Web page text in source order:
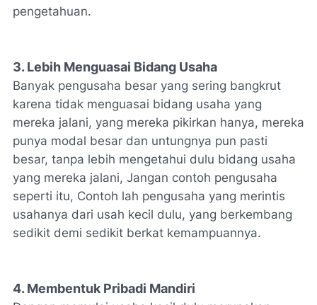
pengetahuan.
3. Lebih Menguasai Bidang Usaha
Banyak pengusaha besar yang sering bangkrut
karena tidak menguasai bidang usaha yang
mereka jalani, yang mereka pikirkan hanya, mereka
punya modal besar dan untungnya pun pasti
besar, tanpa lebih mengetahui dulu bidang usaha
yang mereka jalani, Jangan contoh pengusaha
seperti itu, Contoh lah pengusaha yang merintis
usahanya dari usah kecil dulu, yang berkembang
sedikit demi sedikit berkat kemampuannya.
4. Membentuk Pribadi Mandiri